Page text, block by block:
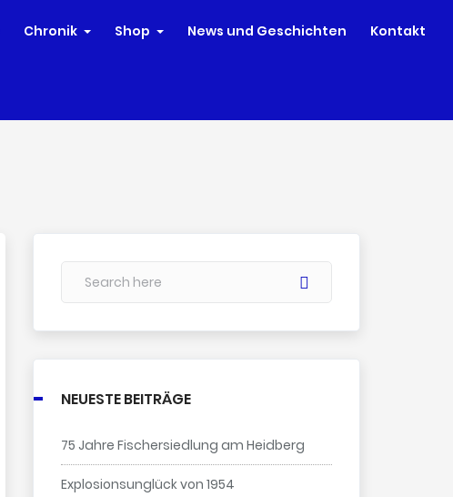
Chronik Shop News und Geschichten Kontakt
NEUESTE BEITRÄGE
75 Jahre Fischersiedlung am Heidberg
Explosionsunglück von 1954